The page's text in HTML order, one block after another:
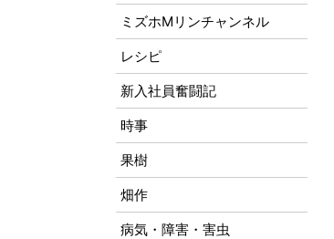
ミズホMリンチャンネル
レシピ
新入社員奮闘記
時事
果樹
畑作
病気・障害・害虫